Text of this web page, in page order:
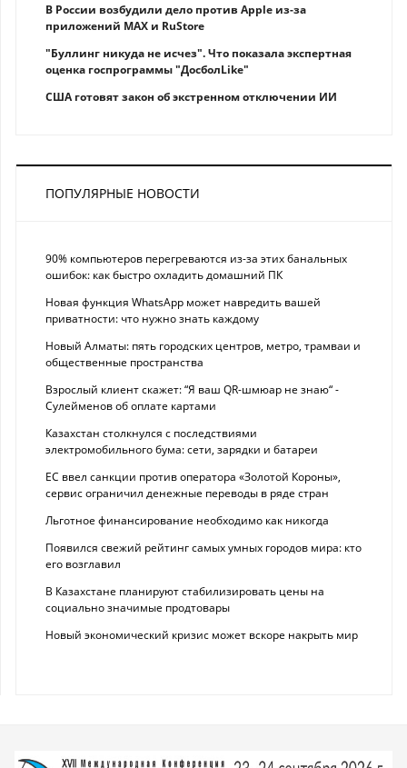
В России возбудили дело против Apple из-за
приложений MAX и RuStore
"Буллинг никуда не исчез". Что показала экспертная
оценка госпрограммы "ДосболLike"
США готовят закон об экстренном отключении ИИ
ПОПУЛЯРНЫЕ НОВОСТИ
90% компьютеров перегреваются из-за этих банальных
ошибок: как быстро охладить домашний ПК
Новая функция WhatsApp может навредить вашей
приватности: что нужно знать каждому
Новый Алматы: пять городских центров, метро, трамваи и
общественные пространства
Взрослый клиент скажет: “Я ваш QR-шмюар не знаю“ -
Сулейменов об оплате картами
Казахстан столкнулся с последствиями
электромобильного бума: сети, зарядки и батареи
ЕС ввел санкции против оператора «Золотой Короны»,
сервис ограничил денежные переводы в ряде стран
Льготное финансирование необходимо как никогда
Появился свежий рейтинг самых умных городов мира: кто
его возглавил
В Казахстане планируют стабилизировать цены на
социально значимые продтовары
Новый экономический кризис может вскоре накрыть мир